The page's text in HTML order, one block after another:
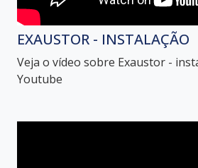
EXAUSTOR - INSTALAÇÃO
Veja o vídeo sobre Exaustor -
Youtube